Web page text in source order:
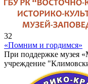
32
«Помним и гордимся»
При поддержке музея
учреждение